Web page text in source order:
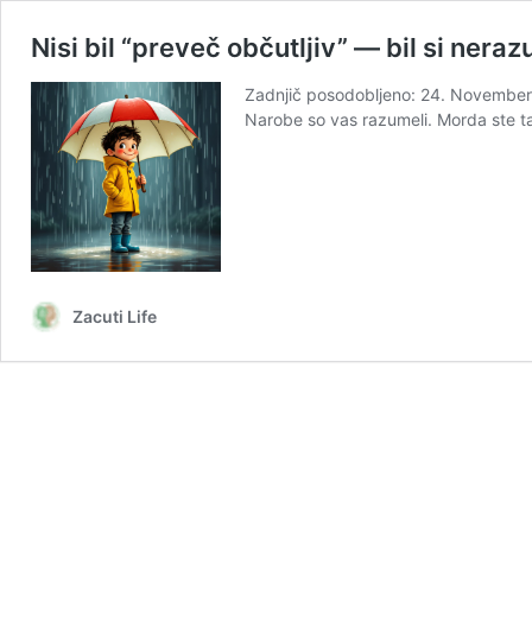
Nisi bil “preveč občutljiv” — bil si
Zadnjič posodobljeno: 24.
Narobe so vas razumeli. Morda ste
Zacuti Life